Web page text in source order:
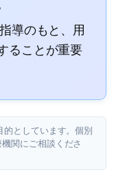
導のもと、用
ることが重要
としています。個別
関にご相談くださ